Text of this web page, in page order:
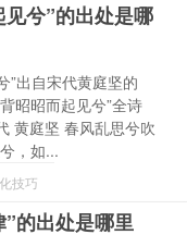
见兮”的出处是哪
”出自宋代黄庭坚的
昭昭而起见兮”全诗
黄庭坚 春风乱思兮吹
，如...
技巧
的出处是哪里